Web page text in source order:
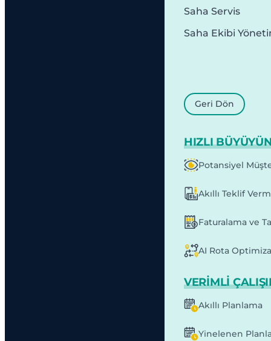
Saha Servis
Saha Ekibi
Geri Dön
HIZLI
Potansiyel
Akıllı Teklif
Faturalama ve
AI Rota
VERIMLI
Akıllı Planlama
Yinelenen